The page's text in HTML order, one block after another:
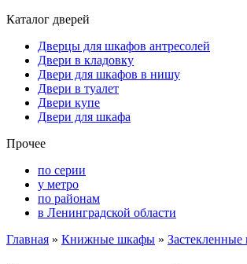
Каталог дверей
Дверцы для шкафов антресолей
Двери в кладовку
Двери для шкафов в нишу
Двери в туалет
Двери купе
Двери для шкафа
Прочее
по серии
у метро
по районам
в Ленинградской области
Главная » Книжные шкафы »